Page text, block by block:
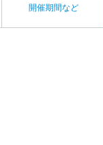
開催期間など